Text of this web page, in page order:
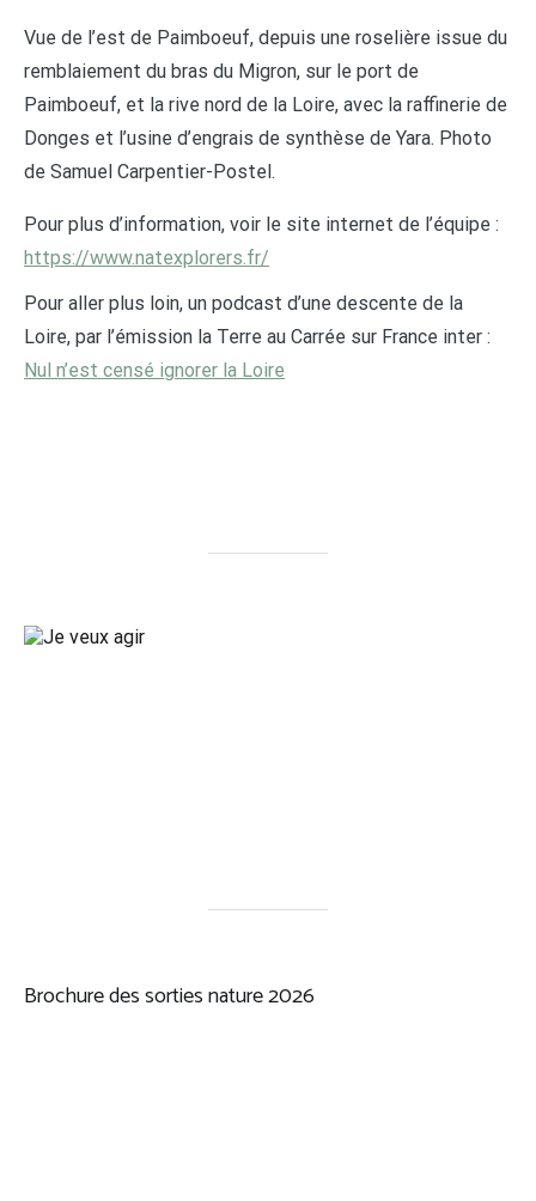
Vue de l’est de Paimboeuf, depuis une roselière issue du
remblaiement du bras du Migron, sur le port de
Paimboeuf, et la rive nord de la Loire, avec la raffinerie de
Donges et l’usine d’engrais de synthèse de Yara. Photo
de Samuel Carpentier-Postel.
Pour plus d’information, voir le site internet de l’équipe :
https://www.natexplorers.fr/
Pour aller plus loin, un podcast d’une descente de la
Loire, par l’émission la Terre au Carrée sur France inter :
Nul n’est censé ignorer la Loire
Brochure des sorties nature 2026